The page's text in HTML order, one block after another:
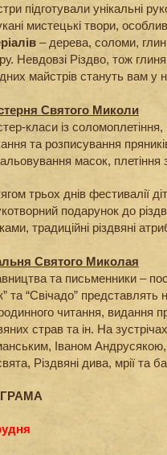
підготували унікальні
мистецькі твори,
– дерева, соломи,
Невдовзі Різдво, тож
майстрів стануть вам у
Святого Миколи
класи із соломоплетіння,
та розписування
масок, плетіння
трьох днів фестивалії
подарунок до
традиційні різдвяні
Святого Миколая
та письменники –
та “Свічадо” представлять
читання, видання
страв та ін. На
Іваном
Різдвяні дива, мрії та